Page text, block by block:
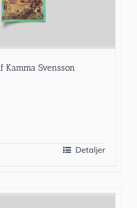
Kamma Svensson
Detaljer